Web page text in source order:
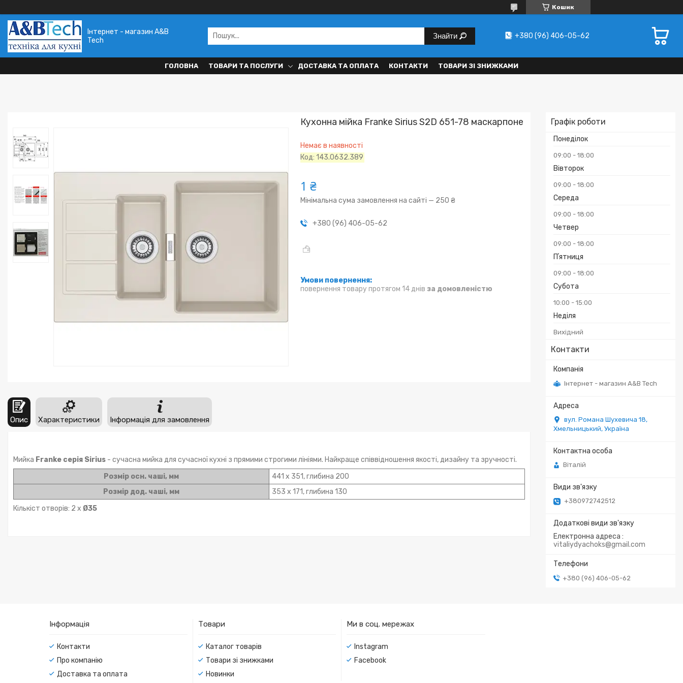
Кошик
Інтернет - магазин A&B
Tech
Знайти +380 (96) 406-05-62
ГОЛОВНА ТОВАРИ ТА ПОСЛУГИ ДОСТАВКА ТА ОПЛАТА КОНТАКТИ ТОВАРИ ЗІ ЗНИЖКАМИ
Графік роботи
Понеділок
09:00 18:00
Вівторок
09:00 18:00
Середа
09:00 18:00
Четвер
09:00 18:00
Пʼятниця
09:00 18:00
Субота
10:00 15:00
Неділя
Вихідний
Контакти
Інтернет - магазин A&B Tech
вул. Романа Шухевича 18,
Хмельницький, Україна
Віталій
+380972742512
Електронна адреса
vitaliydyachoks@gmail.com
+380 (96) 406-05-62
Кухонна мійка Franke Sirius S2D 651-78 маскарпоне
Немає в наявності
Код:143.0632.389
1 ₴
Мінімальна сума замовлення на сайті — 250 ₴
+380 (96) 406-05-62
повернення товару протягом 14 днів за домовленістю
Опис Характеристики Інформація для замовлення
Мийка Franke серія Sirius - сучасна мийка для сучасної кухні з прямими строгими лініями. Найкраще співвідношення якості, дизайну та зручності.
Розмір осн. чаші, мм
441 х 351, глибина 200
Розмір дод. чаші, мм
353 х 171, глибина 130
Кількіст отворів: 2 х Ø35
Інформація
Контакти
Про компанію
Доставка та оплата
Товари
Каталог товарів
Товари зі знижками
Новинки
Ми в соц. мережах
Instagram
Facebook